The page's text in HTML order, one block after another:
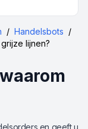
/ Handelsbots /
lijnen?
en geeft u